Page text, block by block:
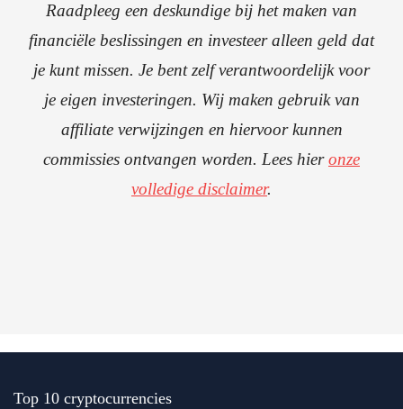
Raadpleeg een deskundige bij het maken van
financiële beslissingen en investeer alleen geld dat
je kunt missen. Je bent zelf verantwoordelijk voor
je eigen investeringen. Wij maken gebruik van
affiliate verwijzingen en hiervoor kunnen
commissies ontvangen worden. Lees hieronze
volledige disclaimer.
Top 10 cryptocurrencies